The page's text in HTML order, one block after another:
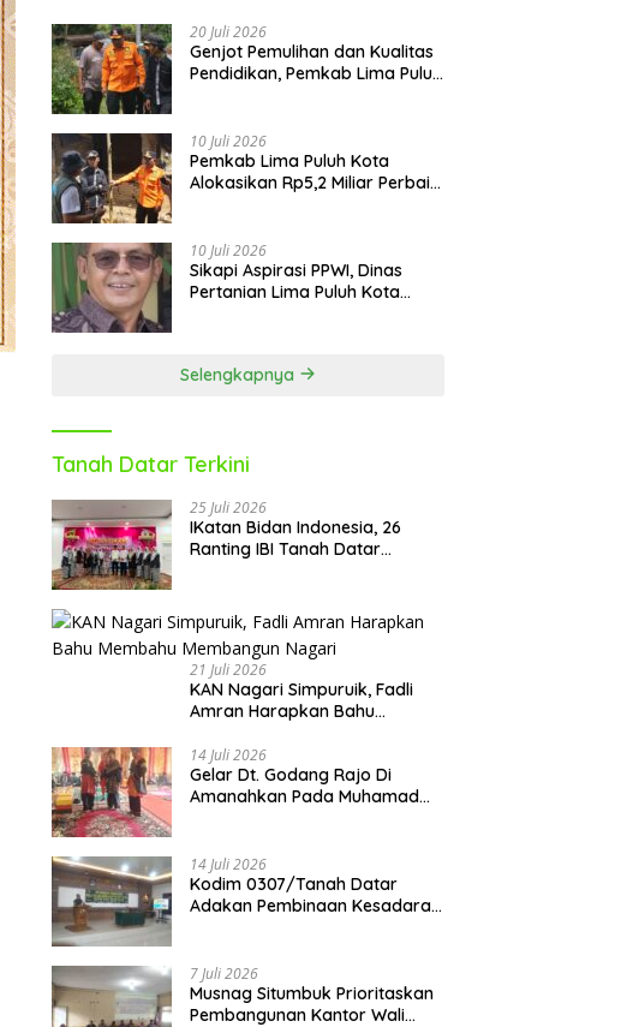
Targetkan Rampung Akhir
Oktober
20 Juli 2026
Genjot Pemulihan dan Kualitas
Pendidikan, Pemkab Lima Puluh
Reguler
10 Juli 2026
Pemkab Lima Puluh Kota
Alokasikan Rp5,2 Miliar Perbaiki
10 Juli 2026
Sikapi Aspirasi PPWI, Dinas
Pertanian Lima Puluh Kota
Selengkapnya
Tanah Datar Terkini
25 Juli 2026
IKatan Bidan Indonesia, 26
Ranting IBI Tanah Datar
21 Juli 2026
KAN Nagari Simpuruik, Fadli
Amran Harapkan Bahu
14 Juli 2026
Gelar Dt. Godang Rajo Di
Amanahkan Pada Muhamad
14 Juli 2026
Kodim 0307/Tanah Datar
Adakan Pembinaan Kesadaran
7 Juli 2026
Musnag Situmbuk Prioritaskan
Pembangunan Kantor Wali